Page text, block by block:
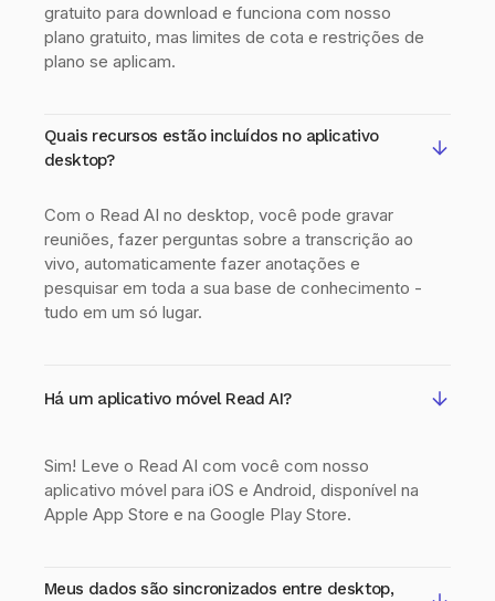
gratuito para download e funciona com nosso
plano gratuito, mas limites de cota e restrições de
plano se aplicam.
Quais recursos estão incluídos no aplicativo
desktop?
Com o Read AI no desktop, você pode gravar
reuniões, fazer perguntas sobre a transcrição ao
vivo, automaticamente fazer anotações e
pesquisar em toda a sua base de conhecimento -
tudo em um só lugar.
Há um aplicativo móvel Read AI?
Sim! Leve o Read AI com você com nosso
aplicativo móvel para iOS e Android, disponível na
Apple App Store e na Google Play Store.
Meus dados são sincronizados entre desktop,